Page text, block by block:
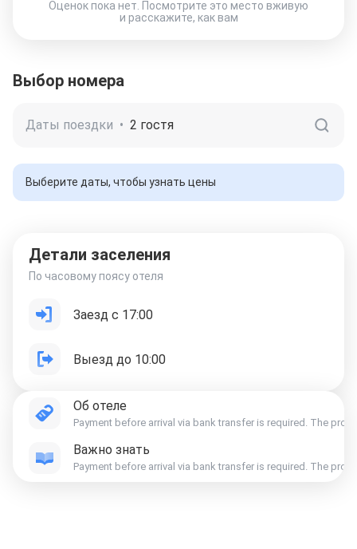
Оценок пока нет. Посмотрите это место вживую
и расскажите, как вам
Выбор номера
Даты поездки • 2 гостя
Выберите даты, чтобы узнать цены
Детали заселения
По часовому поясу отеля
Заезд с 17:00
Выезд до 10:00
Об отеле
Payment before arrival via bank transfer is required. The
Важно знать
Payment before arrival via bank transfer is required. The